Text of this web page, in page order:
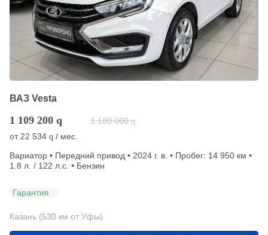
ВАЗ Vesta
1 109 200 q 1 180 000 q
от 22 534 q / мес.
Вариатор • Передний привод • 2024 г. в. • Пробег: 14 950 км •
1.8 л. / 122 л.с. • Бензин
Гарантия
Казань (530 км от Уфы)